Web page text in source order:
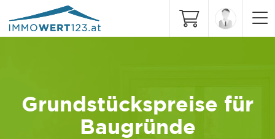
Grundstückspreise für
Baugründe